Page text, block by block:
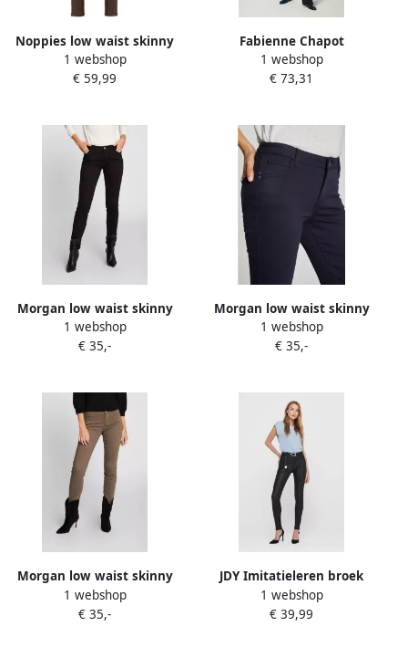
Noppies low waist skinny
broek Renee donkerbruin
Dames Viscose Effen XXL
1 webshop
€ 59,99
Fabienne Chapot
Geborduurde Hart Skinny
Broek met Split Blue Dames
1 webshop
€ 73,31
Morgan low waist skinny
broek zwart
1 webshop
€ 35,-
Morgan low waist skinny
broek donkerblauw
1 webshop
€ 35,-
Morgan low waist skinny
broek kaki
1 webshop
€ 35,-
JDY Imitatieleren broek
NEWTHUNDER COATED
HIGH SKN PNT NOOS
1 webshop
€ 39,99